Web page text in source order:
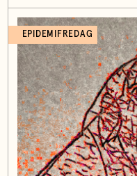
EPIDEMIFREDAG